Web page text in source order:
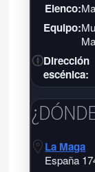
Elenco:
Equipo:
Dirección
escénica:
La Maga
España